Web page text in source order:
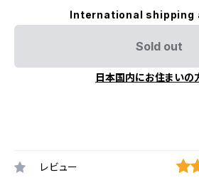
International shipping
Sold out
日本国内にお住まいの
レビュー